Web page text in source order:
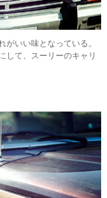
いい味となっている。
して、スーリーのキャリ